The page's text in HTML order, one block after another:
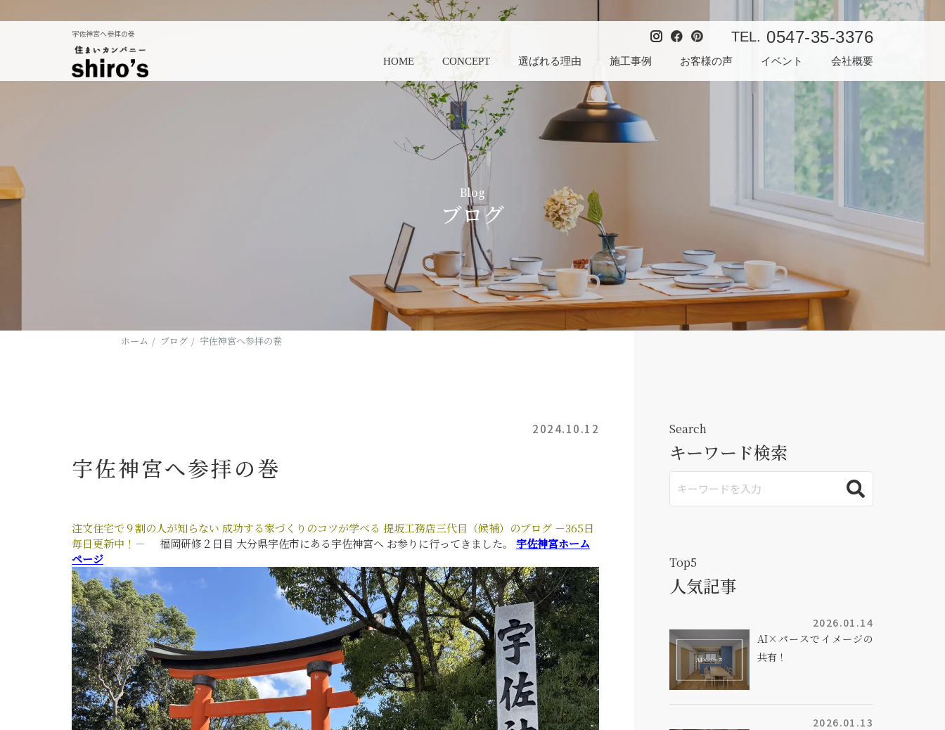
宇佐神宮へ参拝の巻 TEL. 0547-35-3376
HOME CONCEPT 選ばれる理由 施工事例 お客様の声 イベント 会社概要
Blog
ブログ
ホーム ブログ 宇佐神宮へ参拝の巻
2024.10.12
宇佐神宮へ参拝の巻
注文住宅で９割の人が知らない 成功する家づくりのコツが学べる 提坂工務店三代目（候補）のブログ －365日
毎日更新中！－ 福岡研修２日目 大分県宇佐市にある宇佐神宮へ お参りに行ってきました。 宇佐神宮ホーム
ページ
Search
キーワード検索
Top5
人気記事
2026.01.14
AI×パースでイメージの
共有！
2026.01.13